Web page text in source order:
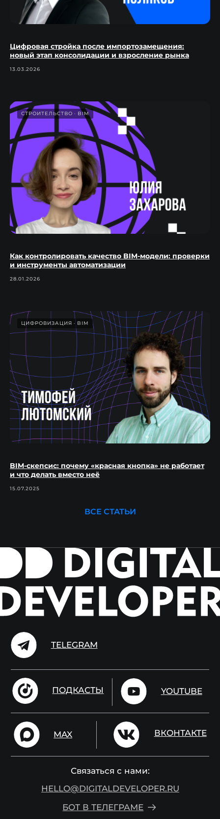
Цифровая стройка после импортозамещения:
новый этап консолидации и взросление рынка
13.03.2026
СТРОИТЕЛЬСТВО BIM
Как контролировать качество BIM-модели: проверки
и инструменты автоматизации
28.01.2026
ЦИФРОВИЗАЦИЯ BIM
BIM-скепсис: почему «красная кнопка» не работает
и что делать вместо неё
15.07.2025
ВСЕ СТАТЬИ